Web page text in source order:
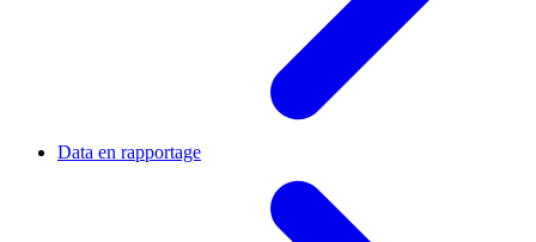
Data en rapportage